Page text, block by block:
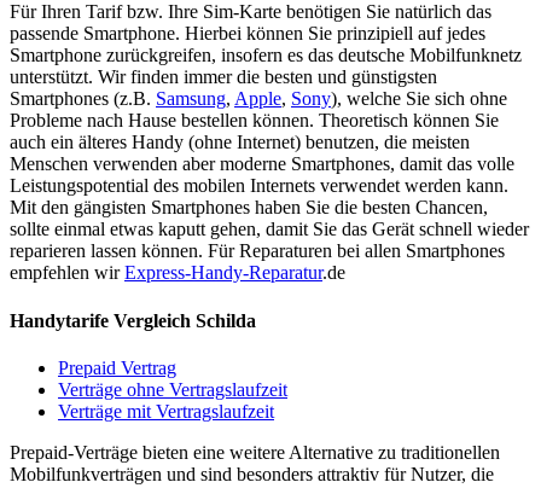
Für Ihren Tarif bzw. Ihre Sim-Karte benötigen Sie natürlich das
passende Smartphone. Hierbei können Sie prinzipiell auf jedes
Smartphone zurückgreifen, insofern es das deutsche Mobilfunknetz
unterstützt. Wir finden immer die besten und günstigsten
Smartphones (z.B. Samsung, Apple, Sony), welche Sie sich ohne
Probleme nach Hause bestellen können. Theoretisch können Sie
auch ein älteres Handy (ohne Internet) benutzen, die meisten
Menschen verwenden aber moderne Smartphones, damit das volle
Leistungspotential des mobilen Internets verwendet werden kann.
Mit den gängisten Smartphones haben Sie die besten Chancen,
sollte einmal etwas kaputt gehen, damit Sie das Gerät schnell wieder
reparieren lassen können. Für Reparaturen bei allen Smartphones
empfehlen wirExpress-Handy-Reparatur.de
Handytarife Vergleich Schilda
Prepaid Vertrag
Verträge ohne Vertragslaufzeit
Verträge mit Vertragslaufzeit
Prepaid-Verträge bieten eine weitere Alternative zu traditionellen
Mobilfunkverträgen und sind besonders attraktiv für Nutzer, die